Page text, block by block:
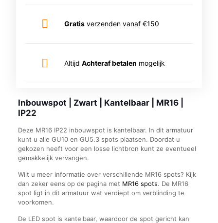
Gratis verzenden vanaf €150
AltijdAchteraf betalen mogelijk
Inbouwspot | Zwart | Kantelbaar | MR16 |
IP22
Deze MR16 IP22 inbouwspot is kantelbaar. In dit armatuur
kunt u alle GU10 en GU5.3 spots plaatsen. Doordat u
gekozen heeft voor een losse lichtbron kunt ze eventueel
gemakkelijk vervangen.
Wilt u meer informatie over verschillende MR16 spots? Kijk
dan zeker eens op de pagina met MR16 spots. De MR16
spot ligt in dit armatuur wat verdiept om verblinding te
voorkomen.
De LED spot is kantelbaar, waardoor de spot gericht kan